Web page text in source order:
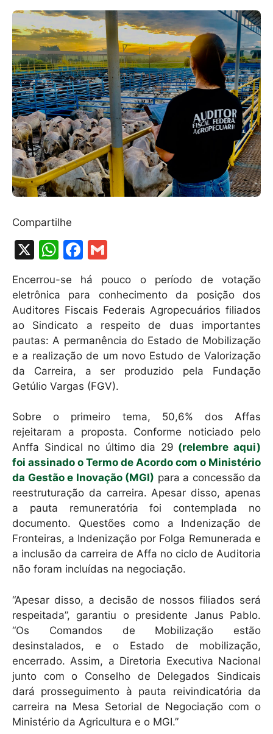
Compartilhe
X
W
at
s
A
p
p
F
a
c
e
b
o
o
k
ai
l
Encerrou-se há pouco o período de votação
eletrônica para conhecimento da posição dos
Auditores Fiscais Federais Agropecuários filiados
ao Sindicato a respeito de duas importantes
pautas: A permanência do Estado de Mobilização
e a realização de um novo Estudo de Valorização
da Carreira, a ser produzido pela Fundação
Getúlio Vargas (FGV).
Sobre o primeiro tema, 50,6% dos Affas
rejeitaram a proposta. Conforme noticiado pelo
Anffa Sindical no último dia 29 (relembre aqui)
foi assinado o Termo de Acordo com o Ministério
da Gestão e Inovação (MGI) para a concessão da
reestruturação da carreira. Apesar disso, apenas
a pauta remuneratória foi contemplada no
documento. Questões como a Indenização de
Fronteiras, a Indenização por Folga Remunerada e
a inclusão da carreira de Affa no ciclo de Auditoria
não foram incluídas na negociação.
“Apesar disso, a decisão de nossos filiados será
respeitada”, garantiu o presidente Janus Pablo.
“Os Comandos de Mobilização estão
desinstalados, e o Estado de mobilização,
encerrado. Assim, a Diretoria Executiva Nacional
junto com o Conselho de Delegados Sindicais
dará prosseguimento à pauta reivindicatória da
carreira na Mesa Setorial de Negociação com o
Ministério da Agricultura e o MGI.”